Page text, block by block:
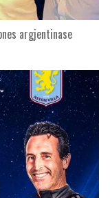
argjentinase